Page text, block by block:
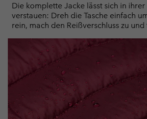
Die komplette Jacke lässt sich in ihrer
verstauen: Dreh die Tasche einfach
rein, mach den Reißverschluss zu